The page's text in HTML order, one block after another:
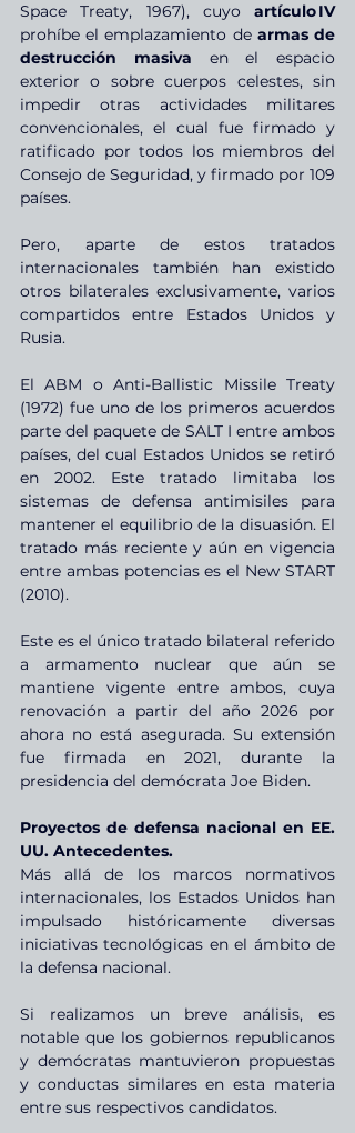
Space Treaty, 1967), cuyo artículo IV
prohíbe el emplazamiento de armas de
destrucción masiva en el espacio
exterior o sobre cuerpos celestes, sin
impedir otras actividades militares
convencionales, el cual fue firmado y
ratificado por todos los miembros del
Consejo de Seguridad, y firmado por 109
países.
Pero, aparte de estos tratados
internacionales también han existido
otros bilaterales exclusivamente, varios
compartidos entre Estados Unidos y
Rusia.
El ABM o Anti-Ballistic Missile Treaty
(1972) fue uno de los primeros acuerdos
parte del paquete de SALT I entre ambos
países, del cual Estados Unidos se retiró
en 2002. Este tratado limitaba los
sistemas de defensa antimisiles para
mantener el equilibrio de la disuasión. El
tratado más reciente y aún en vigencia
entre ambas potencias es el New START
(2010).
Este es el único tratado bilateral referido
a armamento nuclear que aún se
mantiene vigente entre ambos, cuya
renovación a partir del año 2026 por
ahora no está asegurada. Su extensión
fue firmada en 2021, durante la
presidencia del demócrata Joe Biden.
Proyectos de defensa nacional en EE.
UU. Antecedentes.
Más allá de los marcos normativos
internacionales, los Estados Unidos han
impulsado históricamente diversas
iniciativas tecnológicas en el ámbito de
la defensa nacional.
Si realizamos un breve análisis, es
notable que los gobiernos republicanos
y demócratas mantuvieron propuestas
y conductas similares en esta materia
entre sus respectivos candidatos.